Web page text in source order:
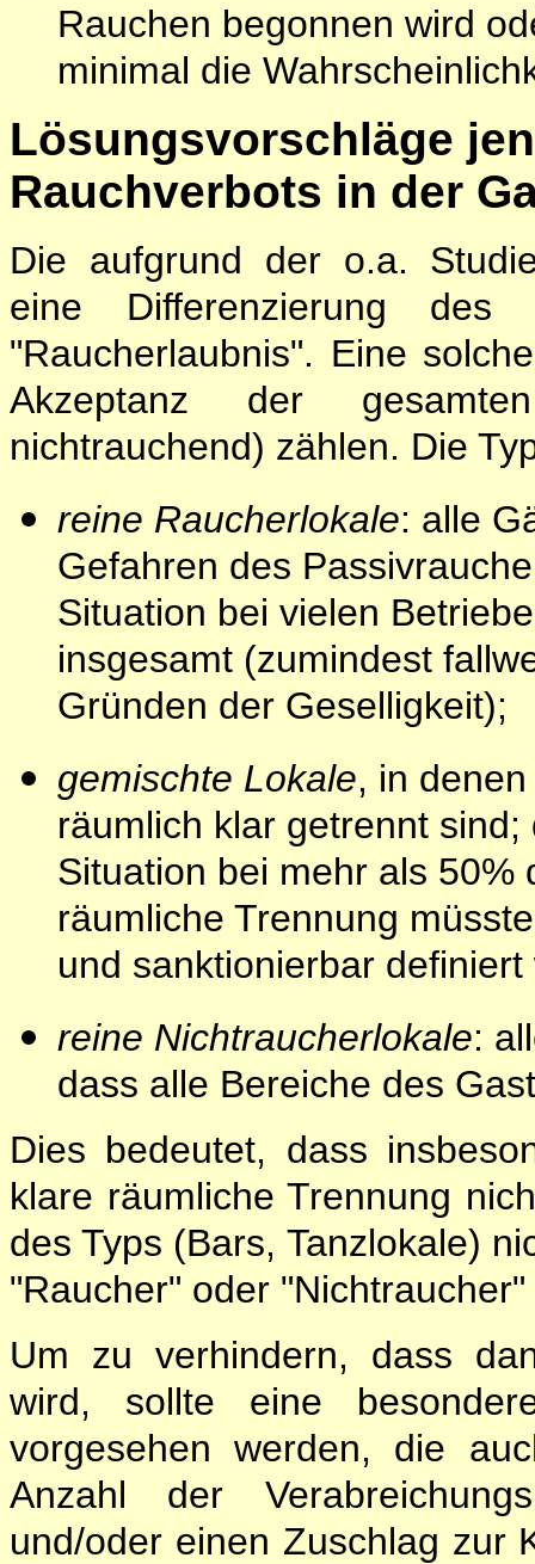
Rauchen begonnen wird
minimal die
Lösungsvorschläge
Rauchverbots in der
Die aufgrund der o.a.
eine Differenzierung des
"Raucherlaubnis". Eine
Akzeptanz der
nichtrauchend) zählen. Die
reine Raucherlokale: alle
Gefahren des
Situation bei vielen
insgesamt (zumindest
Gründen der Geselligkeit);
gemischte Lokale, in
räumlich klar getrennt
Situation bei mehr als
räumliche Trennung
und sanktionierbar definiert
reine Nichtraucherlokale:
dass alle Bereiche des
Dies bedeutet, dass
klare räumliche Trennung
des Typs (Bars, Tanzlokale)
"Raucher" oder
Um zu verhindern, dass
wird, sollte eine
vorgesehen werden, die
Anzahl der
und/oder einen Zuschlag zur